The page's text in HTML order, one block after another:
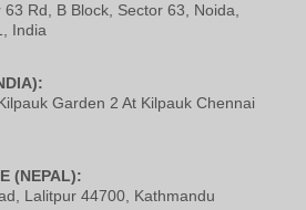
Rd, B Block, Sector 63, Noida,
India
Garden 2 At Kilpauk Chennai
(NEPAL):
Lalitpur 44700, Kathmandu